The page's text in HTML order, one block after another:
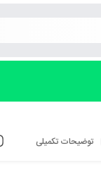
توضیحات تکمیلی